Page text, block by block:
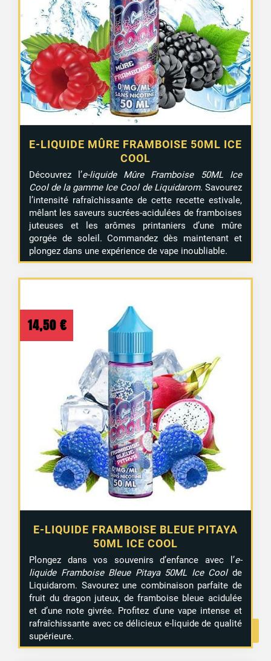
E-LIQUIDE MÛRE FRAMBOISE 50ML ICE
COOL
Découvrez l’e-liquide Mûre Framboise 50ML Ice
Cool de la gamme Ice Cool de Liquidarom. Savourez
l’intensité rafraîchissante de cette recette estivale,
mêlant les saveurs sucrées-acidulées de framboises
juteuses et les arômes printaniers d’une mûre
gorgée de soleil. Commandez dès maintenant et
plongez dans une expérience de vape inoubliable.
E-LIQUIDE FRAMBOISE BLEUE PITAYA
50ML ICE COOL
14,50 €
Plongez dans vos souvenirs d’enfance avec l’e-
liquide Framboise Bleue Pitaya 50ML Ice Coolde
Liquidarom. Savourez une combinaison parfaite de
fruit du dragon juteux, de framboise bleue acidulée
et d’une note givrée. Profitez d’une vape intense et
rafraîchissante avec ce délicieux e-liquide de qualité
supérieure.